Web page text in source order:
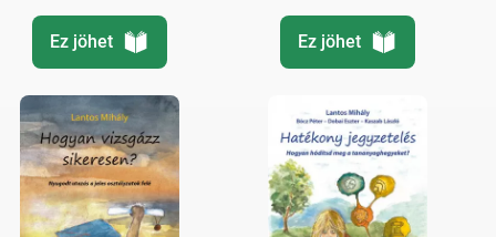
Ez jöhet Ez jöhet